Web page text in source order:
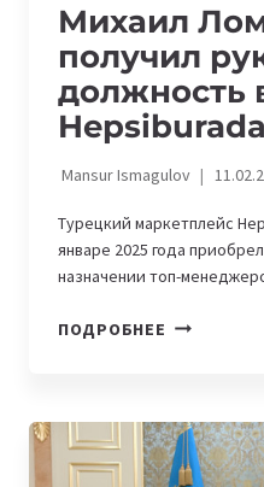
Михаил
получил
должность
Hepsiburada
Mansur Ismagulov
Турецкий маркетплейс
январе 2025 года
назначении топ-
ПОДРОБНЕЕ МИХАИЛ
В